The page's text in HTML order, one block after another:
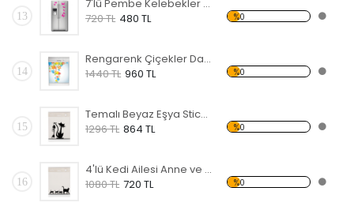
13
7'lü Pembe Kelebekler Temalı Beyaz Eşya Sticker
720 TL 480 TL %0
14
Rengarenk Çiçekler Dağılan Temalı Beyaz Eşya Sticker
1440 TL 960 TL %0
15
Temalı Beyaz Eşya Sticker
1296 TL 864 TL %0
16
4'lü Kedi Ailesi Anne ve Yavrular Temalı Beyaz Eşya Sticker
1080 TL 720 TL %0